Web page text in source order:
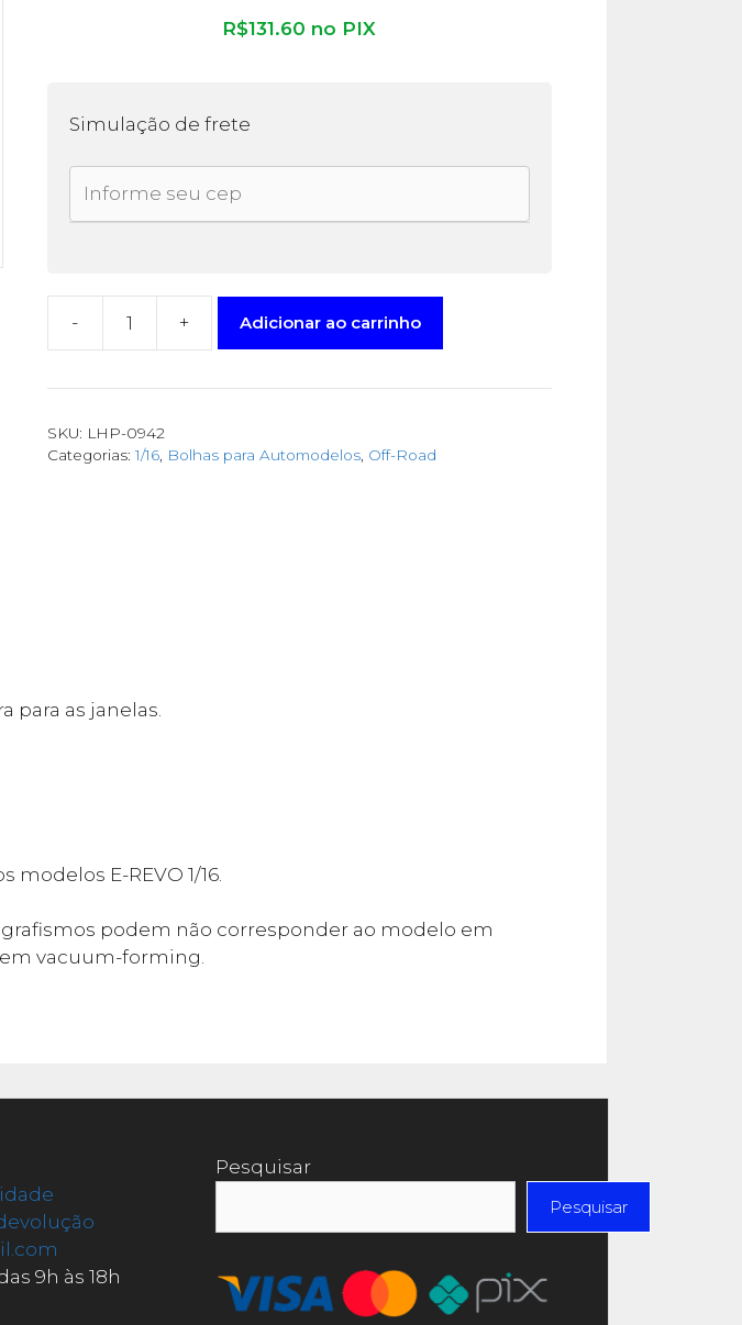
R$131.60 no PIX
Simulação de frete
- + Adicionar ao carrinho
SKU: LHP-0942
Categorias:1/16, Bolhas para Automodelos, Off-Road
para as janelas.
modelos E-REVO 1/16.
podem não corresponder ao modelo em
em vacuum-forming.
9h às 18h
Pesquisar
Pesquisar